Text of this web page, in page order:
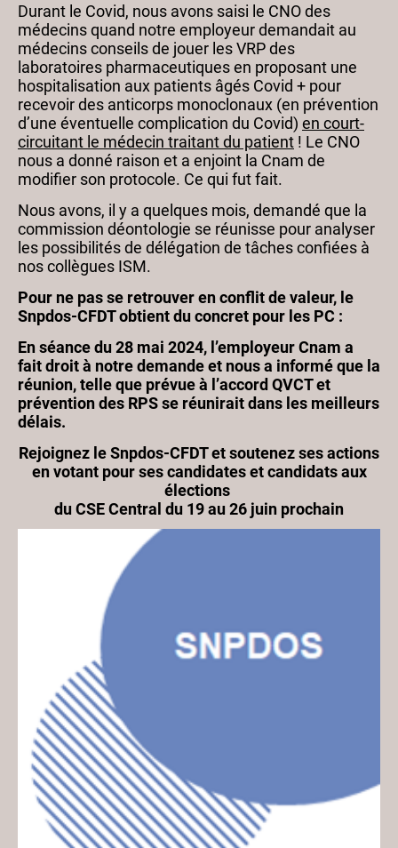
Durant le Covid, nous avons saisi le CNO des
médecins quand notre employeur demandait au
médecins conseils de jouer les VRP des
laboratoires pharmaceutiques en proposant une
hospitalisation aux patients âgés Covid + pour
recevoir des anticorps monoclonaux (en prévention
d’une éventuelle complication du Covid) en court-
circuitant le médecin traitant du patient ! Le CNO
nous a donné raison et a enjoint la Cnam de
modifier son protocole. Ce qui fut fait.
Nous avons, il y a quelques mois, demandé que la
commission déontologie se réunisse pour analyser
les possibilités de délégation de tâches confiées à
nos collègues ISM.
Pour ne pas se retrouver en conflit de valeur, le
Snpdos-CFDT obtient du concret pour les PC :
En séance du 28 mai 2024, l’employeur Cnam a
fait droit à notre demande et nous a informé que la
réunion, telle que prévue à l’accord QVCT et
prévention des RPS se réunirait dans les meilleurs
délais.
Rejoignez le Snpdos-CFDT et soutenez ses actions
en votant pour ses candidates et candidats aux
élections
du CSE Central du 19 au 26 juin prochain